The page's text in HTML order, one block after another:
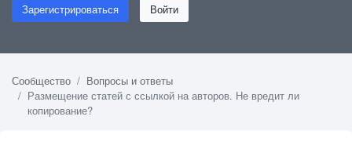
Зарегистрироваться Войти
Сообщество
Вопросы и ответы
Размещение статей с ссылкой на авторов. Не вредит ли
копирование?